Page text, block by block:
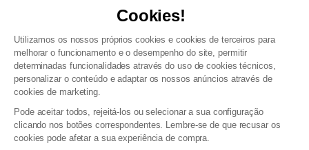
Cookies!
Utilizamos os nossos próprios cookies e cookies de terceiros para
melhorar o funcionamento e o desempenho do site, permitir
determinadas funcionalidades através do uso de cookies técnicos,
personalizar o conteúdo e adaptar os nossos anúncios através de
cookies de marketing.
Pode aceitar todos, rejeitá-los ou selecionar a sua configuração
clicando nos botões correspondentes. Lembre-se de que recusar os
cookies pode afetar a sua experiência de compra.
Termos e Condições Gerais de Venda e Aviso Legal
Gestão de dados pessoais e política de cookies
Termos e condições gerais de venda pro
Declaração de Acessibilidade